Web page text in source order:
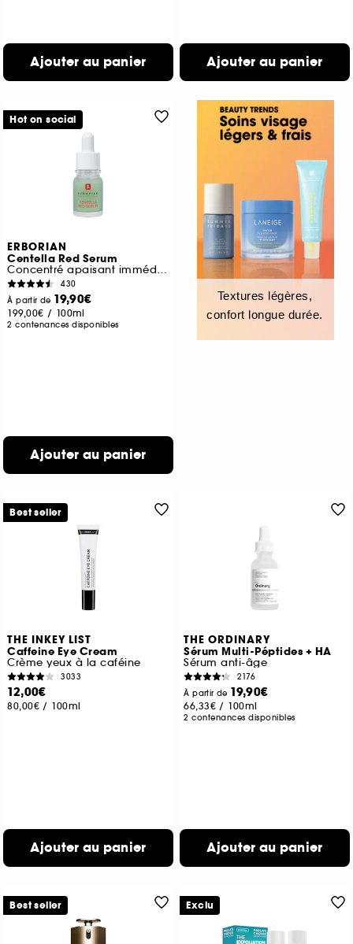
Ajouter au panier Ajouter au panier
ERBORIAN
Centella Red Serum
Concentré apaisant immédiat
430
À partir de 19,90€
199,00€ / 100ml
2 contenances disponibles
Ajouter au panier
Hot on social
Textures légères,
confort longue durée.
THE INKEY LIST
Caffeine Eye Cream
Crème yeux à la caféine
3033
12,00€
80,00€ / 100ml
Ajouter au panier
Best seller
THE ORDINARY
Sérum Multi-Péptides + HA
Sérum anti-âge
2176
À partir de 19,90€
66,33€ / 100ml
2 contenances disponibles
Ajouter au panier
Best seller Exclu